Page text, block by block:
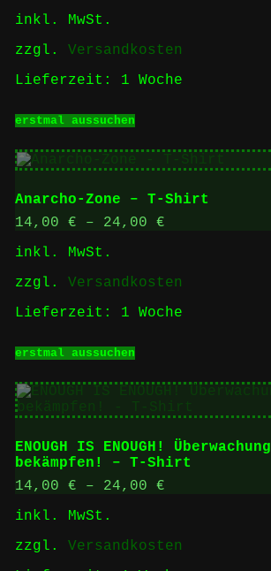
werden
inkl. MwSt.
zzgl. Versandkosten
Lieferzeit: 1 Woche
erstmal aussuchenProdukt
mehrere
Varianten
Die
Optionen
Produktseite
werden
Anarcho-Zone – T-Shirt
14,00 € – 24,00 €
inkl. MwSt.
zzgl. Versandkosten
Lieferzeit: 1 Woche
erstmal aussuchenProdukt
mehrere
Varianten
auf.
Optionen
können
auf
werden
ENOUGH IS ENOUGH! Überwachung
bekämpfen! – T-Shirt
14,00 € – 24,00 €
inkl. MwSt.
zzgl. Versandkosten